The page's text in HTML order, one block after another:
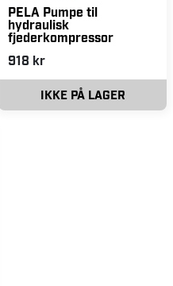
PELA Pumpe til
hydraulisk
fjederkompressor
918 kr
IKKE PÅ LAGER